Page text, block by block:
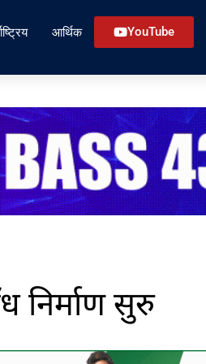
आर्थिक YouTube
निर्माण सुरु